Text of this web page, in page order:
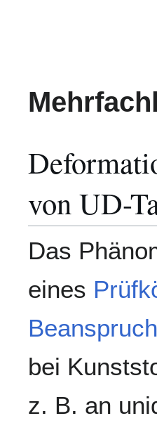
von UD-
Das
eines
bei
z. B. an